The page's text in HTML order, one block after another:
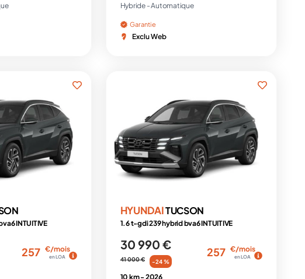
Hybride -Automatique
Garantie
Exclu Web
INTUITIVE
257 €/mois
en LOA
HYUNDAITUCSON
1.6 t-gdi 239 hybrid bva6 INTUITIVE
30 990 €
41 000 € -24 %
257 €/mois
en LOA
10 km -2026